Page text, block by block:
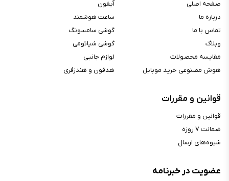
عضویت در خبرنامه
صفحه اصلی
درباره ما
تماس با ما
وبلاگ
مقایسه محصولات
هوش مصنوعی خرید موبایل
آیفون
ساعت هوشمند
گوشی سامسونگ
گوشی شیائومی
لوازم جانبی
هدفون و هندزفری
قوانین و مقررات
قوانین و مقررات
ضمانت ۷ روزه
شیوه‌های ارسال